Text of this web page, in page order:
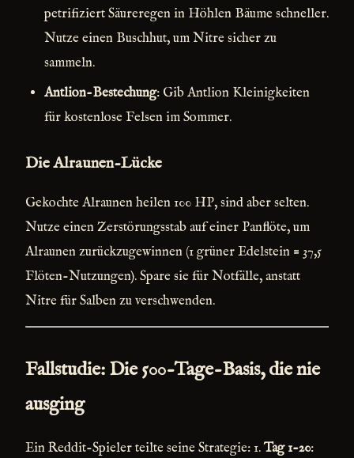
petrifiziert Säureregen in Höhlen Bäume schneller.
Nutze einen Buschhut, um Nitre sicher zu
sammeln.
Antlion-Bestechung: Gib Antlion Kleinigkeiten
für kostenlose Felsen im Sommer.
Die Alraunen-Lücke
Gekochte Alraunen heilen 100 HP, sind aber selten.
Nutze einen Zerstörungsstab auf einer Panflöte, um
Alraunen zurückzugewinnen (1 grüner Edelstein = 37,5
Flöten-Nutzungen). Spare sie für Notfälle, anstatt
Nitre für Salben zu verschwenden.
Fallstudie: Die 500-Tage-Basis, die nie
ausging
Ein Reddit-Spieler teilte seine Strategie: 1.Tag 1-20: